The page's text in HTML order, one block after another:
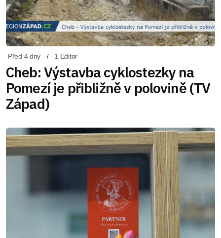
Před 4 dny 1 Editor
Cheb: Výstavba cyklostezky na
Pomezí je přibližně v polovině (TV
Západ)